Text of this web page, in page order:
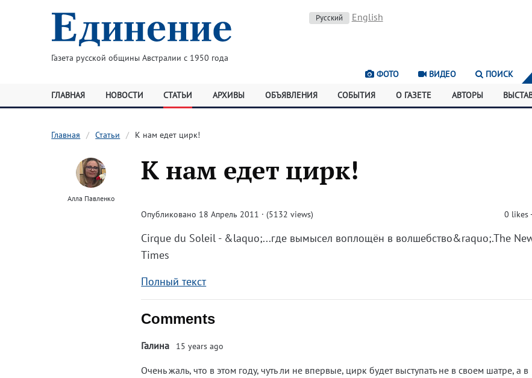
Газета русской общины Австралии с 1950 года
Русский English
ФОТО ВИДЕО ПОИСК
ГЛАВНАЯ НОВОСТИ СТАТЬИ АРХИВЫ ОБЪЯВЛЕНИЯ СОБЫТИЯ О ГАЗЕТЕ АВТОРЫ
Главная Статьи К нам едет цирк!
Алла Павленко
К нам едет цирк!
Опубликовано 18 Апрель 2011 · (5132 views) 0 likes
Cirque du Soleil - &laquo;...где вымысел воплощён в волшебство&raquo;.The
Times
Полный текст
Comments
Галина 15 years ago
Очень жаль, что в этом году, чуть ли не впервые, цирк будет выступать не в своем шатре, а в